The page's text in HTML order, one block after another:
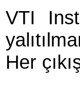
VTI
Her